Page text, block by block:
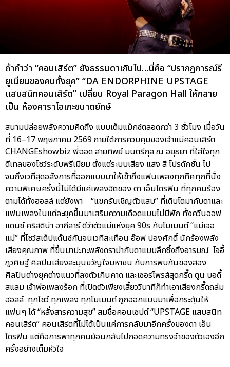
ถ้าคำว่า “คอนเสิร์ต” ยังธรรมดาเกินไป…นี่คือ “ปรากฏการณ์รี
ยูเนียนของคนทั้งยุค” “DA ENDORPHINE UPSTAGE
แสบสนิทคอนเสิร์ต” เปลี่ยน Royal Paragon Hall ให้กลาย
เป็น ห้องคาราโอเกะขนาดยักษ์
สนามปล่อยพลังความคิดถึง แบบเต็มแม็กซ์ตลอดกว่า 3 ชั่วโมง เมื่อวัน
ที่ 16–17 พฤษภาคม 2569 ภายใต้การควบคุมของเจ้าแม่คอนเสิร์ต
CHANGEshowbiz พี่ฉอด สายทิพย์ มนตรีกุล ณ อยุธยา ที่ใส่ใจทุก
ดีเทลของโชว์ระดับพรีเมียม ตั้งแต่ระบบเสียง แสง สี โปรดักชั่น ไป
จนถึงเวทีสุดอลังการที่ออกแบบมาให้เข้าถึงแฟนเพลงทุกทิศทุกที่นั่ง
ความพิเศษครั้งนี้ไม่ได้มีแค่เพลงฮิตของ ดา เอ็นโดรฟิน ที่ทุกคนร้อง
ตามได้ทั้งฮอลล์ แต่ยังพา “แขกรับเชิญตัวแสบ” ที่เติบโตมากับดาและ
แฟนเพลงในแต่ละยุคขึ้นมาเสริมความเดือดแบบไม่มีพัก ทั้งควีนออฟ
แดนซ์ คริสติน่า อากีลาร์ ดีว่าตัวแม่แห่งยุค 90s กับโมเมนต์ “แม่เจอ
แม่” ที่โชว์สเต็ปแด๊นซ์กันจนเวทีสะเทือน อ๊อฟ ปองศักดิ์ นักร้องพลัง
เสียงคุณภาพ ที่ขึ้นมาปะทะพลังดราม่ากับดาแบบลึกซึ้งถึงอารมณ์ โจอี้
ภูวศิษฐ์ ศิลปินเสียงละมุนขวัญใจมหาชน กับการพบกันของสอง
ศิลปินต่างยุคต่างแนวที่ลงตัวเกินคาด และเซอร์ไพรส์สุดกรี๊ด ตูน บอดี้
สแลม เจ้าพ่อเพลงร็อก ที่เปิดตัวเพียงเสี้ยววินาทีก็ทำเอาเสียงกรี๊ดถล่ม
ฮอลล์ ทุกโชว์ ทุกเพลง ทุกโมเมนต์ ถูกออกแบบมาเพื่อกระตุ้นให้
แฟนๆ ได้ “หลั่งสารความสุข” สมชื่อคอนเซปต์ “UPSTAGE แสบสนิท
คอนเสิร์ต” คอนเสิร์ตที่ไม่ได้เป็นแค่การกลับมาอีกครั้งของดา เอ็น
โดรฟิน แต่คือการพาทุกคนย้อนกลับไปกอดความทรงจำของตัวเองอีก
ครั้งอย่างเต็มหัวใจ